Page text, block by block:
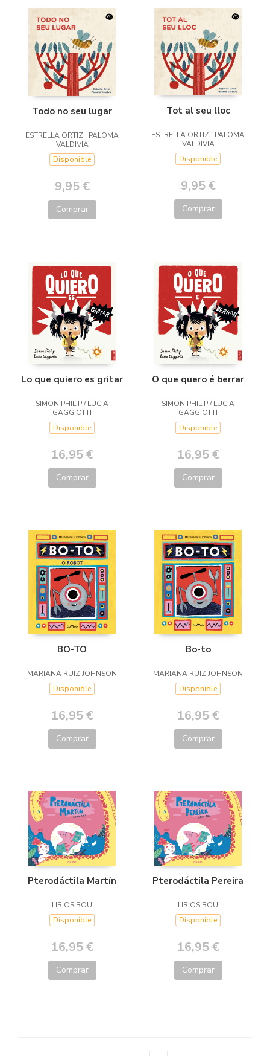
Todo no seu lugar
ESTRELLA ORTIZ | PALOMA
VALDIVIA
Disponible
9,95 €
Comprar
Tot al seu lloc
ESTRELLA ORTIZ | PALOMA
VALDIVIA
Disponible
9,95 €
Comprar
Lo que quiero es gritar
SIMON PHILIP / LUCIA
GAGGIOTTI
Disponible
16,95 €
Comprar
O que quero é berrar
SIMON PHILIP / LUCIA
GAGGIOTTI
Disponible
16,95 €
Comprar
BO-TO
MARIANA RUIZ JOHNSON
Disponible
16,95 €
Comprar
Bo-to
MARIANA RUIZ JOHNSON
Disponible
16,95 €
Comprar
Pterodáctila Martín
LIRIOS BOU
Disponible
16,95 €
Comprar
Pterodáctila Pereira
LIRIOS BOU
Disponible
16,95 €
Comprar